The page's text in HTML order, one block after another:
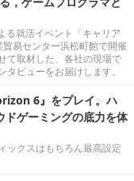
就活イベント「キャリア
易センター浜松町館で開催
て取材した、各社の現場で
ビューをお届けします。
6』をプレイ。ハ
ドゲーミングの底力を体
ックスはもちろん最高設定